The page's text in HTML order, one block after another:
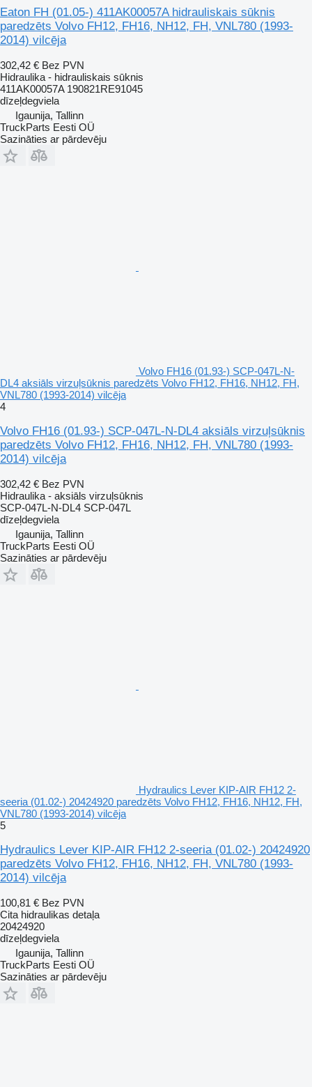
Eaton FH (01.05-) 411AK00057A hidrauliskais sūknis
paredzēts Volvo FH12, FH16, NH12, FH, VNL780 (1993-
2014) vilcēja
302,42 € Bez PVN
Hidraulika - hidrauliskais sūknis
411AK00057A 190821RE91045
dīzeļdegviela
Igaunija, Tallinn
TruckParts Eesti OÜ
Sazināties ar pārdevēju
Volvo FH16 (01.93-) SCP-047L-N-
DL4 aksiāls virzuļsūknis paredzēts Volvo FH12, FH16, NH12, FH,
VNL780 (1993-2014) vilcēja
4
Volvo FH16 (01.93-) SCP-047L-N-DL4 aksiāls virzuļsūknis
paredzēts Volvo FH12, FH16, NH12, FH, VNL780 (1993-
2014) vilcēja
302,42 € Bez PVN
Hidraulika - aksiāls virzuļsūknis
SCP-047L-N-DL4 SCP-047L
dīzeļdegviela
Igaunija, Tallinn
TruckParts Eesti OÜ
Sazināties ar pārdevēju
Hydraulics Lever KIP-AIR FH12 2-
seeria (01.02-) 20424920 paredzēts Volvo FH12, FH16, NH12, FH,
VNL780 (1993-2014) vilcēja
5
Hydraulics Lever KIP-AIR FH12 2-seeria (01.02-) 20424920
paredzēts Volvo FH12, FH16, NH12, FH, VNL780 (1993-
2014) vilcēja
100,81 € Bez PVN
Cita hidraulikas detaļa
20424920
dīzeļdegviela
Igaunija, Tallinn
TruckParts Eesti OÜ
Sazināties ar pārdevēju